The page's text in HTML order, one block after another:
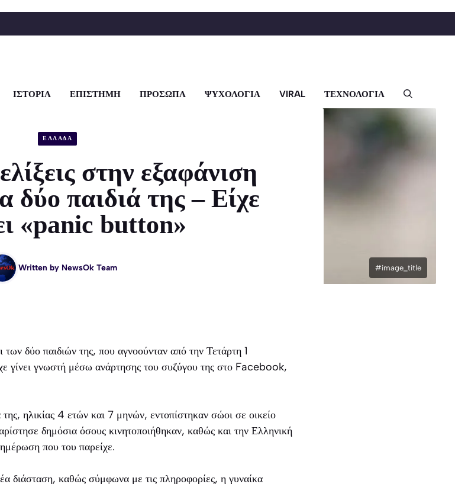
ΙΣΤΟΡΙΑ ΕΠΙΣΤΗΜΗ ΠΡΟΣΩΠΑ ΨΥΧΟΛΟΓΙΑ VIRAL ΤΕΧΝΟΛΟΓΙΑ
#image_title
ΕΛΛΑΔΑ
στην εξαφάνιση
δύο παιδιά της – Είχε
«panic button»
Written by NewsOk Team
των δύο παιδιών της, που αγνοούνταν από την Τετάρτη 1
γίνει γνωστή μέσω ανάρτησης του συζύγου της στο Facebook,
ηλικίας 4 ετών και 7 μηνών, εντοπίστηκαν σώοι σε οικείο
δημόσια όσους κινητοποιήθηκαν, καθώς και την Ελληνική
που του παρείχε.
διάσταση, καθώς σύμφωνα με τις πληροφορίες, η γυναίκα